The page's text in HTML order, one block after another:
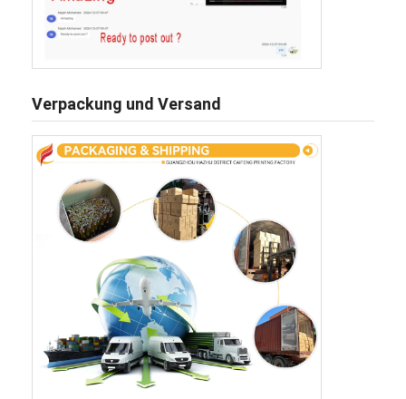
Verpackung und Versand